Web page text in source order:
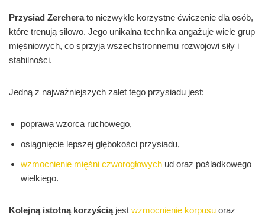
Przysiad Zercherato niezwykle korzystne ćwiczenie dla osób,
które trenują siłowo. Jego unikalna technika angażuje wiele grup
mięśniowych, co sprzyja wszechstronnemu rozwojowi siły i
stabilności.
Jedną z najważniejszych zalet tego przysiadu jest:
poprawa wzorca ruchowego,
osiągnięcie lepszej głębokości przysiadu,
wzmocnienie mięśni czworogłowych ud oraz pośladkowego
wielkiego.
Kolejną istotną korzyściąjest wzmocnienie korpusu oraz